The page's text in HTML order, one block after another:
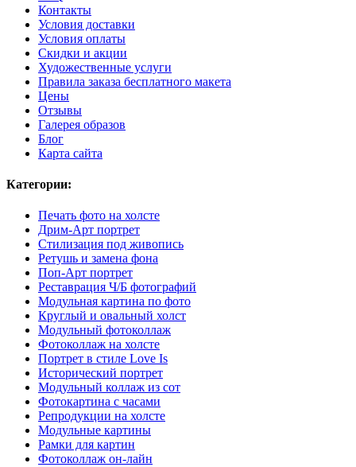
Контакты
Условия доставки
Условия оплаты
Скидки и акции
Художественные услуги
Правила заказа бесплатного макета
Цены
Отзывы
Галерея образов
Блог
Карта сайта
Категории:
Печать фото на холсте
Дрим-Арт портрет
Стилизация под живопись
Ретушь и замена фона
Поп-Арт портрет
Реставрация Ч/Б фотографий
Модульная картина по фото
Круглый и овальный холст
Модульный фотоколлаж
Фотоколлаж на холсте
Портрет в стиле Love Is
Исторический портрет
Модульный коллаж из сот
Фотокартина с часами
Репродукции на холсте
Модульные картины
Рамки для картин
Фотоколлаж он-лайн